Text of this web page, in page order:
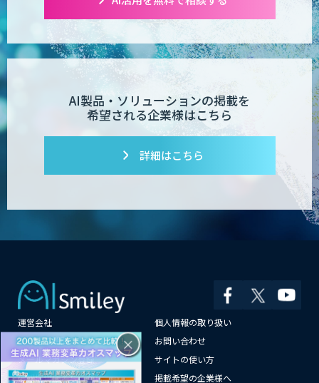
AI製品・ソリューションの掲載を
希望される企業様はこちら
詳細はこちら
運営会社
個人情報の取り扱い
よくある質問
お問い合わせ
メールマガジン登録
サイトの使い方
情報提供はこちらから
掲載希望の企業様へ
×